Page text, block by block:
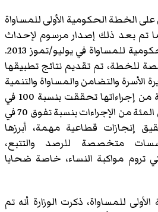
الخطة الحكومية الأولى للمساواة
حزيران 2013، كما تم بعد ذلك إصدار مرسوم لإحداث
اللجنة الوزارية للخطة الحكومية للمساواة في يوليو/تموز 2013.
للخطة، تم تقديم نتائج تطبيقها
الأسرة والتضامن والمساواة والتنمية
الاجتماعية أن 73 في المئة من إجراءاتها تحققت بنسبة 100 في
المئة، فيما تحققت 83 في المئة من الإجراءات بنسبة تفوق 70 في
إنجازات قطاعية مهمة، أبرزها
متخصصة للرصد والتتبع،
تروم مواكبة النساء، خاصة ضحايا
للمساواة، ذكرت الوزارة أنه تم